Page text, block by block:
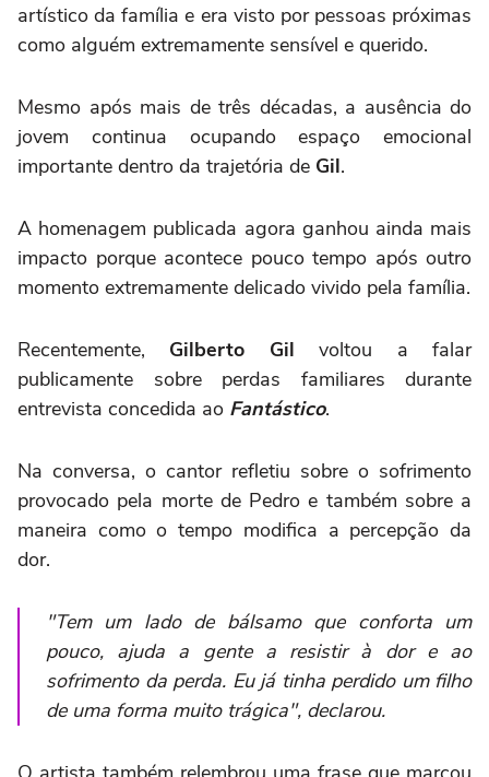
artístico da família e era visto por pessoas próximas
como alguém extremamente sensível e querido.
Mesmo após mais de três décadas, a ausência do
jovem continua ocupando espaço emocional
importante dentro da trajetória de Gil.
A homenagem publicada agora ganhou ainda mais
impacto porque acontece pouco tempo após outro
momento extremamente delicado vivido pela família.
Recentemente, Gilberto Gil voltou a falar
publicamente sobre perdas familiares durante
entrevista concedida ao Fantástico.
Na conversa, o cantor refletiu sobre o sofrimento
provocado pela morte de Pedro e também sobre a
maneira como o tempo modifica a percepção da
dor.
"Tem um lado de bálsamo que conforta um
pouco, ajuda a gente a resistir à dor e ao
sofrimento da perda. Eu já tinha perdido um filho
de uma forma muito trágica", declarou.